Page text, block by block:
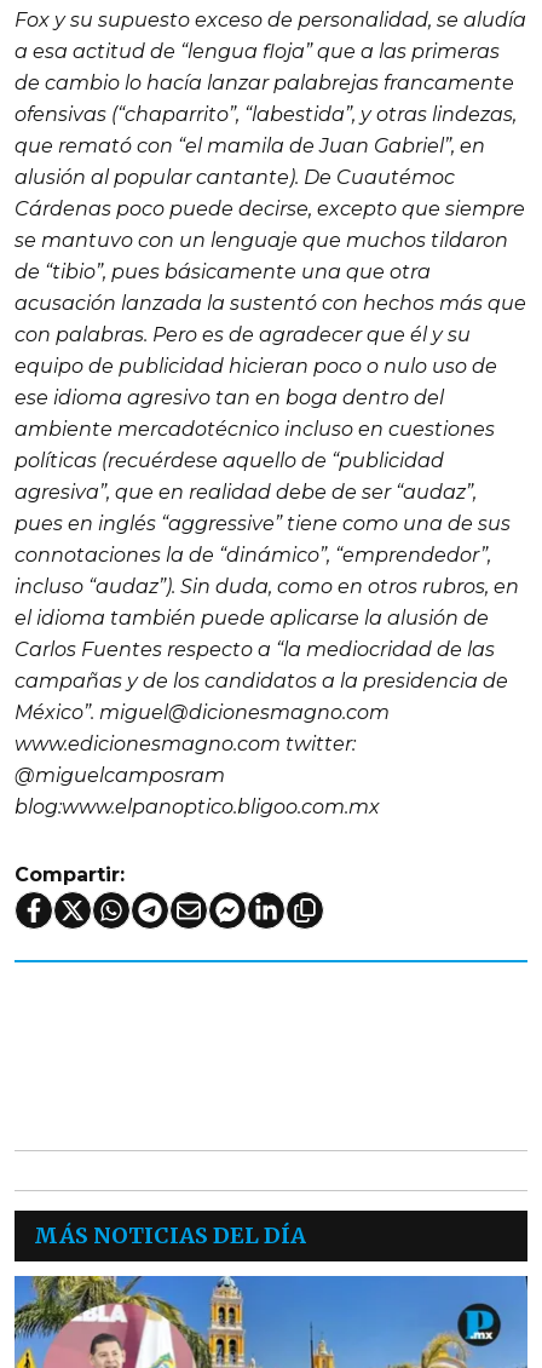
Fox y su supuesto exceso de personalidad, se aludía
a esa actitud de “lengua floja” que a las primeras
de cambio lo hacía lanzar palabrejas francamente
ofensivas (“chaparrito”, “labestida”, y otras lindezas,
que remató con “el mamila de Juan Gabriel”, en
alusión al popular cantante). De Cuautémoc
Cárdenas poco puede decirse, excepto que siempre
se mantuvo con un lenguaje que muchos tildaron
de “tibio”, pues básicamente una que otra
acusación lanzada la sustentó con hechos más que
con palabras. Pero es de agradecer que él y su
equipo de publicidad hicieran poco o nulo uso de
ese idioma agresivo tan en boga dentro del
ambiente mercadotécnico incluso en cuestiones
políticas (recuérdese aquello de “publicidad
agresiva”, que en realidad debe de ser “audaz”,
pues en inglés “aggressive” tiene como una de sus
connotaciones la de “dinámico”, “emprendedor”,
incluso “audaz”). Sin duda, como en otros rubros, en
el idioma también puede aplicarse la alusión de
Carlos Fuentes respecto a “la mediocridad de las
campañas y de los candidatos a la presidencia de
México”. miguel@dicionesmagno.com
www.edicionesmagno.com twitter:
@miguelcamposram
blog:www.elpanoptico.bligoo.com.mx
Compartir:
MÁS NOTICIAS DEL DÍA